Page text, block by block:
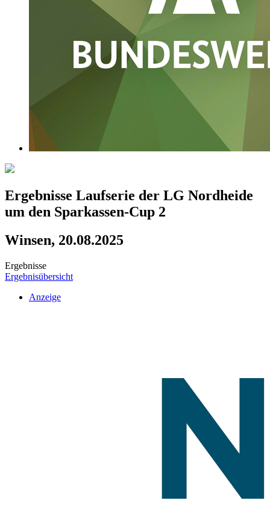
Ergebnisse Laufserie der LG Nordheide
um den Sparkassen-Cup 2
Winsen, 20.08.2025
Ergebnisse
Ergebnisübersicht
Anzeige